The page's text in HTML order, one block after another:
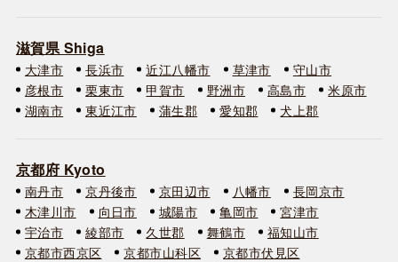
滋賀県 Shiga
大津市 長浜市 近江八幡市 草津市
守山市
彦根市
栗東市 甲賀市 野洲市 高島市
米原市
湖南市
東近江市 蒲生郡 愛知郡 犬上郡
京都府 Kyoto
南丹市 京丹後市 京田辺市 八幡市
長岡京市
木津川市
向日市 城陽市 亀岡市
宮津市
宇治市
綾部市 久世郡 舞鶴市
福知山市
京都市西京区
京都市山科区
京都市伏見区